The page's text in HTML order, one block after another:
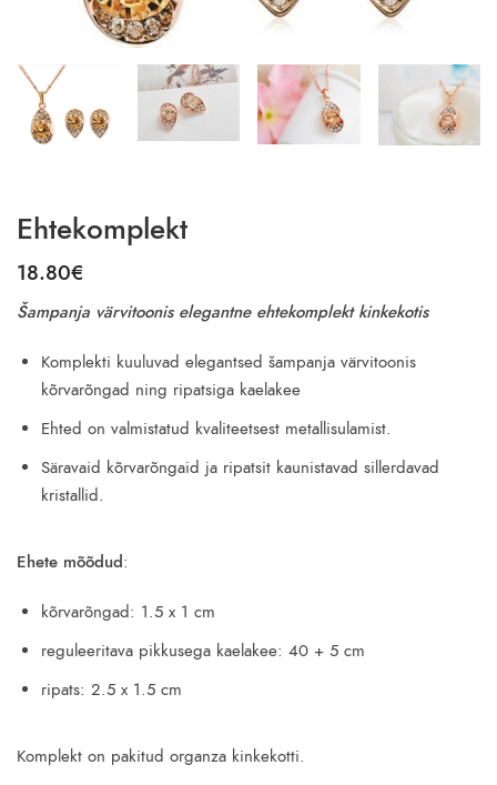
Ehtekomplekt
18.80€
Šampanja värvitoonis elegantne ehtekomplekt kinkekotis
Komplekti kuuluvad elegantsed šampanja värvitoonis
kõrvarõngad ning ripatsiga kaelakee
Ehted on valmistatud kvaliteetsest metallisulamist.
Säravaid kõrvarõngaid ja ripatsit kaunistavad sillerdavad
kristallid.
Ehete mõõdud:
kõrvarõngad: 1.5 x 1 cm
reguleeritava pikkusega kaelakee: 40 + 5 cm
ripats: 2.5 x 1.5 cm
Komplekt on pakitud organza kinkekotti.